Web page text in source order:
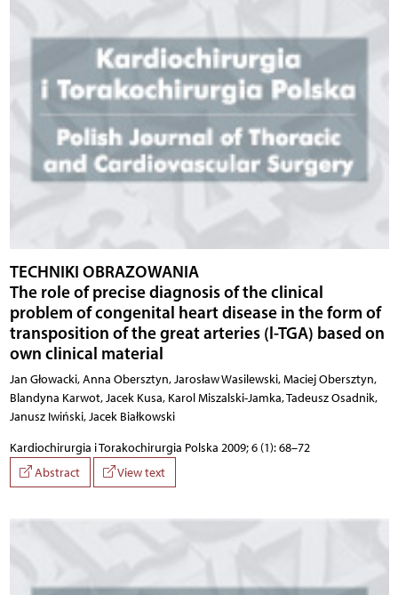
TECHNIKI OBRAZOWANIA
The role of precise diagnosis of the clinical
problem of congenital heart disease in the form of
transposition of the great arteries (l-TGA) based on
own clinical material
Jan Głowacki, Anna Obersztyn, Jarosław Wasilewski, Maciej Obersztyn,
Blandyna Karwot, Jacek Kusa, Karol Miszalski-Jamka, Tadeusz Osadnik,
Janusz Iwiński, Jacek Białkowski
Kardiochirurgia i Torakochirurgia Polska 2009; 6 (1): 68–72
Abstract
View text